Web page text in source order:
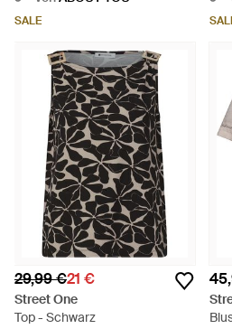
SALE
29,99 €21 €
Street One
Top - Schwarz